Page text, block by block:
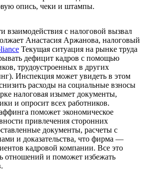
опись, чеки и штампы.
взаимодействия с налоговой вызвал
Анастасия Аржанова, налоговый
Текущая ситуация на рынке труда
дефицит кадров с помощью
трудоустроенных в других
Инспекция может увидеть в этом
расходы на социальные взносы
налоговая изымет документы,
и опросит всех работников.
поможет экономическое
привлечения сторонних
документы, расчеты с
и доказательства, что фирма —
кадровой компании. Все это
отношений и поможет избежать